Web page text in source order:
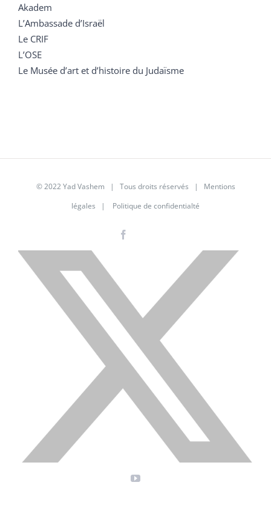
Akadem
L’Ambassade d’Israël
Le CRIF
L’OSE
Le Musée d’art et d’histoire du Judaïsme
© 2022 Yad Vashem | Tous droits réservés | Mentions
légales | Politique de confidentialté